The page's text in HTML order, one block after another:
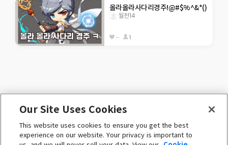
올라올라사다리경주!@#$%^&*()
월천14
-- 1
ⓒ Nexon Korea Corp. & Toben Studio Inc.
Our Site Uses Cookies
This website uses cookies to ensure you get the best
experience on our website. Your privacy is important to